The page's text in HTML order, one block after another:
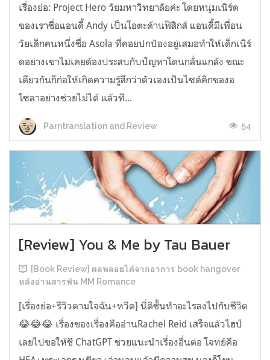
เรื่องย่อ: Project Hero วัยมหาวิทยาลัยค่ะ โดยหนุ่มเนิร์ด
ของเราชื่อแอนดี้ Andy เป็นโอตะด้านฟิสิกส์ แอนดี้มีเพื่อน
วัยเด็กคนหนึ่งชื่อ Asola ที่คอยปกป้องอยู่เสมอทำให้เด็กเนิร์
ดอย่างเขาไม่เคยต้องประสบกับปัญหาโดนกลั่นแกล้ง ขณะ
เดียวกันก็ก่อให้เกิดความรู้สึกว่าตัวเองเป็นไซด์คิกของอ
โซลาอย่างช่วยไม่ได้ แล้วที...
Parntranslation and Review 54
[Review] You & Me by Tau Bauer
[Book Review] ผลพลอยได้จากอาการ book hangover
หลังอ่านสารพัน MM Romance
[เรื่องย่อ+รีวิวตามใจฉัน+หวีด] นี่ดิชั้นทำอะไรลงไปกับชีวิต
😂😂😂 เรื่องของเรื่องคืออ่านRachel Reid เสร็จแล้วไฮป์
เลยไปขอให้ชี ChatGPT ช่วยแนะนำเรื่องอื่นต่อ โจทย์คือ